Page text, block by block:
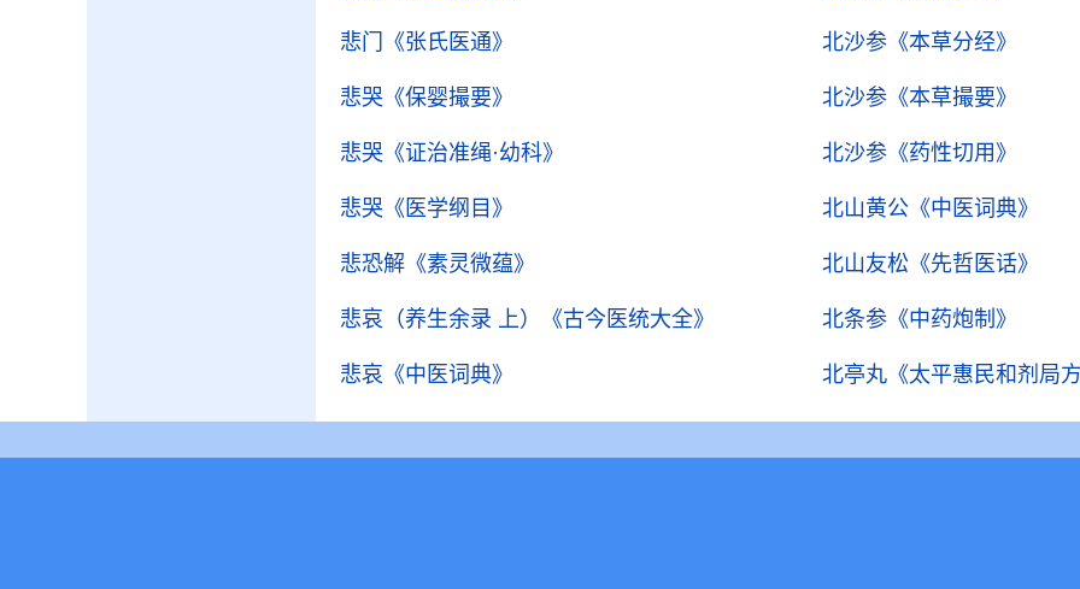
悲门 《张氏医通》 北沙参 《本草分经》
悲哭 《保婴撮要》 北沙参 《本草撮要》
悲哭 《证治准绳·幼科》 北沙参 《药性切用》
悲哭 《医学纲目》 北山黄公 《中医词典》
悲恐解 《素灵微蕴》 北山友松 《先哲医话》
悲哀（养生余录 上） 《古今医统大全》 北条参 《中药炮制》
悲哀 《中医词典》 北亭丸 《太平惠民和剂局